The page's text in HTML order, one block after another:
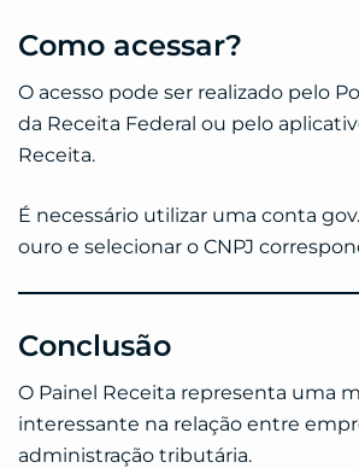
Como acessar?
O acesso pode ser realizado pelo
da Receita Federal ou pelo
Receita.
É necessário utilizar uma conta
ouro e selecionar o CNPJ
Conclusão
O Painel Receita representa uma
interessante na relação entre
administração tributária.